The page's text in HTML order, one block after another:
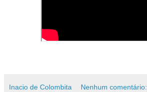
Inacio de Colombita Nenhum comentário: